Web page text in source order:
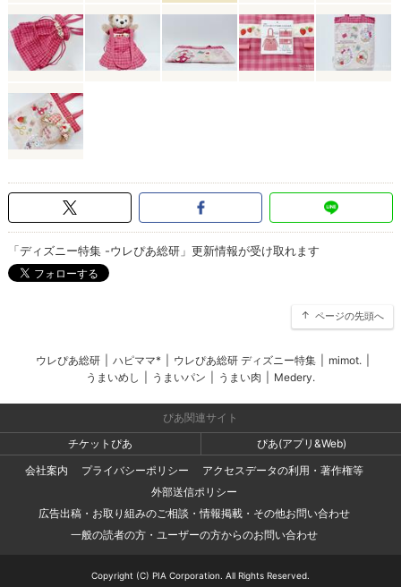
「ディズニー特集 -ウレぴあ総研」更新情報が受け取れます
ページの先頭へ
ウレぴあ総研 ハピママ* ウレぴあ総研 ディズニー特集 mimot.
うまいめし
うまいパン うまい肉 Medery.
ぴあ関連サイト
チケットぴあ
ぴあ(アプリ&Web)
会社案内
プライバシーポリシー
アクセスデータの利用・著作権等
外部送信ポリシー
広告出稿・お取り組みのご相談・情報掲載・その他お問い合わせ
一般の読者の方・ユーザーの方からのお問い合わせ
Copyright (C) PIA Corporation. All Rights Reserved.